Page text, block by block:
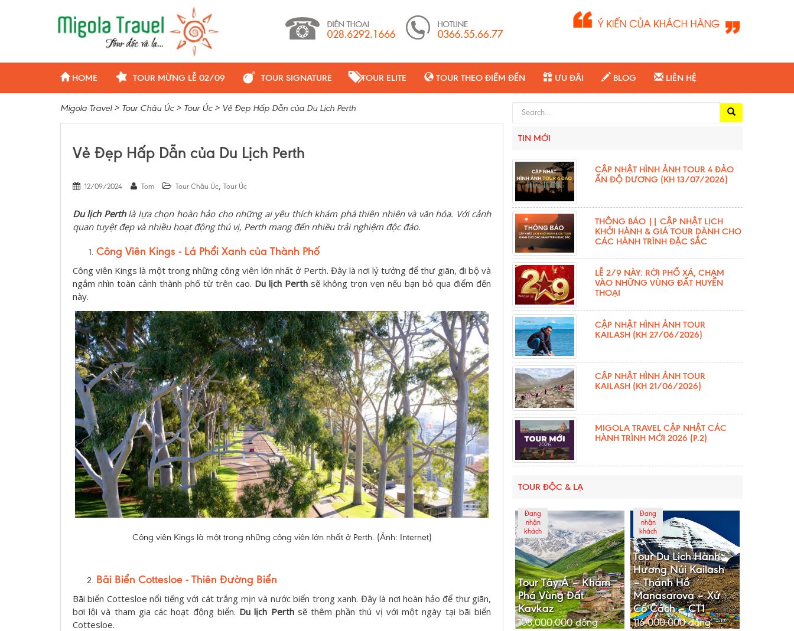
HOME TOUR MỪNG LỄ 02/09 TOUR SIGNATURE TOUR ELITE TOUR THEO ĐIỂM ĐẾN ƯU ĐÃI BLOG LIÊN HỆ
Migola Travel> Tour Châu Úc> Tour Úc> Vẻ Đẹp Hấp Dẫn của Du Lịch Perth
Vẻ Đẹp Hấp Dẫn của Du Lịch Perth
12/09/2024 Tom Tour Châu Úc, Tour Úc
Du lịch Perthlà lựa chọn hoàn hảo cho những ai yêu thích khám phá thiên nhiên và văn hóa. Với cảnh
quan tuyệt đẹp và nhiều hoạt động thú vị, Perth mang đến nhiều trải nghiệm độc đáo.
Công Viên Kings - Lá Phổi Xanh của Thành Phố
Công viên Kings là một trong những công viên lớn nhất ở Perth. Đây là nơi lý tưởng để thư giãn, đi bộ và
ngắm nhìn toàn cảnh thành phố từ trên cao. Du lịch Perth sẽ không trọn vẹn nếu bạn bỏ qua điểm đến
này.
Công viên Kings là một trong những công viên lớn nhất ở Perth. (Ảnh: Internet)
Bãi Biển Cottesloe - Thiên Đường Biển
Bãi biển Cottesloe nổi tiếng với cát trắng mịn và nước biển trong xanh. Đây là nơi hoàn hảo để thư giãn,
bơi lội và tham gia các hoạt động biển. Du lịch Perthsẽ thêm phần thú vị với một ngày tại bãi biển
Cottesloe.
Search for:
TIN MỚI
CẬP NHẬT HÌNH ẢNH TOUR 4 ĐẢO
ẤN ĐỘ DƯƠNG (KH 13/07/2026)
THÔNG BÁO || CẬP NHẬT LỊCH
KHỞI HÀNH & GIÁ TOUR DÀNH CHO
CÁC HÀNH TRÌNH ĐẶC SẮC
LỄ 2/9 NÀY: RỜI PHỐ XÁ, CHẠM
VÀO NHỮNG VÙNG ĐẤT HUYỀN
THOẠI
CẬP NHẬT HÌNH ẢNH TOUR
KAILASH (KH 27/06/2026)
CẬP NHẬT HÌNH ẢNH TOUR
KAILASH (KH 21/06/2026)
MIGOLA TRAVEL CẬP NHẬT CÁC
HÀNH TRÌNH MỚI 2026 (P.2)
TOUR ĐỘC & LẠ
Đang
nhận
khách
Tour Tây Á – Khám
Phá Vùng Đất
Kavkaz
108,000,000đồng
Đang
nhận
khách
Tour Du Lịch Hành
Hương Núi Kailash
– Thánh Hồ
Manasarova – Xứ
Cổ Cách – CT1
116,000,000đồng